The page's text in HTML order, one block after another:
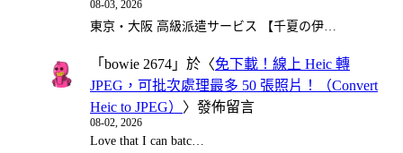
08-03, 2026
東京・大阪 高級派遣サービス 【千夏の伊…
「 bowie 2674 」於〈免下載！線上 Heic 轉
JPEG，可批次處理最多 50 張照片！（Convert
Heic to JPEG） 〉發佈留言
08-02, 2026
Love that I can batc…